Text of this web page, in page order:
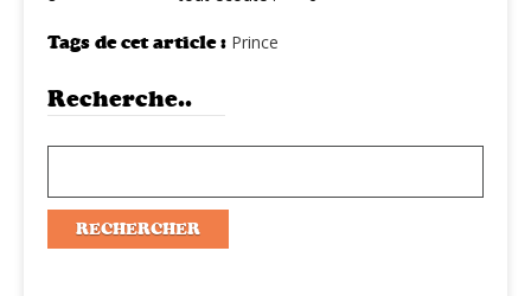
Tags de cet article : Prince
Recherche..